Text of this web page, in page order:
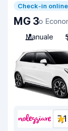
Check-in online
MG 3o
Manuale
7,1